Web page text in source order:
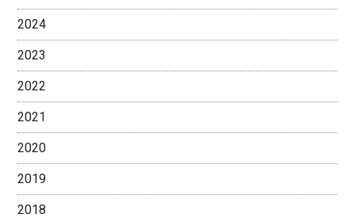
2024
2023
2022
2021
2020
2019
2018